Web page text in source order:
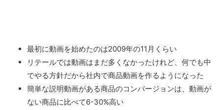
最初に動画を始めたのは2009年の11月くらい
リテールでは動画はまだ多くなかったけれど、何でも中
でやる方針だから社内で商品動画を作るようになった
簡単な説明動画がある商品のコンバージョンは、動画が
ない商品に比べて6-30%高い